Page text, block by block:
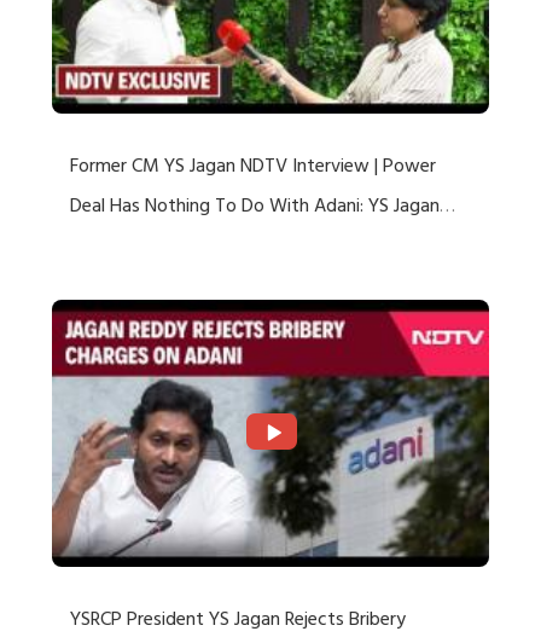
Former CM YS Jagan NDTV Interview | Power
Deal Has Nothing To Do With Adani: YS Jagan
YSRCP President YS Jagan Rejects Bribery